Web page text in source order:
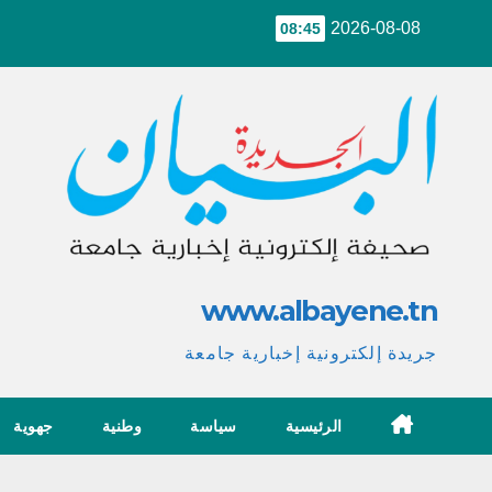
2026-08-08
08:45
www.albayene.tn
جريدة إلكترونية إخبارية جامعة
الرئيسية سياسة وطنية جهوية